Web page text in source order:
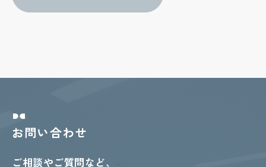
の情報目的を通知又は公表し、利用目的の範
等の防止に努め、適切な安全管理措置を実施
お問い合わせ
ご相談やご質問など、